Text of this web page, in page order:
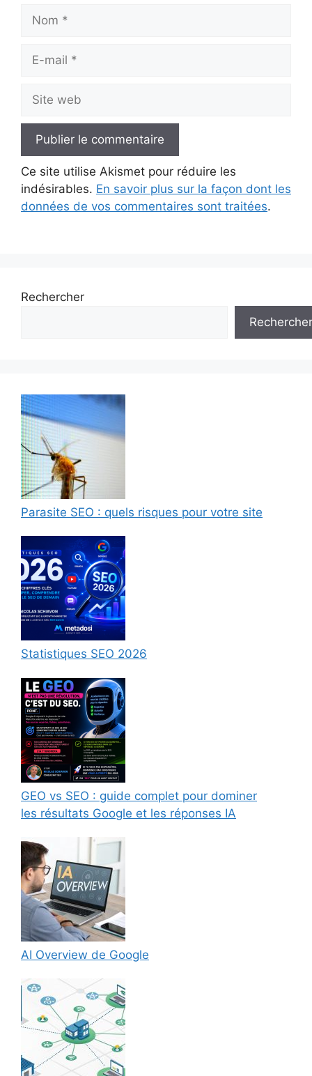
mail
web
Ce site utilise Akismet pour réduire les
indésirables. En savoir plus sur la façon dont les
données de vos commentaires sont traitées.
Rechercher
Rechercher
Parasite SEO : quels risques pour votre site
Statistiques SEO 2026
GEO vs SEO : guide complet pour dominer
les résultats Google et les réponses IA
AI Overview de Google